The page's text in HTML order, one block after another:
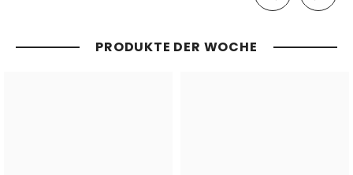
PRODUKTE DER WOCHE